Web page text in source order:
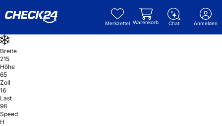
Merkzettel Warenkorb Chat Anmelden
Breite
215
Höhe
65
Zoll
16
Last
98
Speed
H